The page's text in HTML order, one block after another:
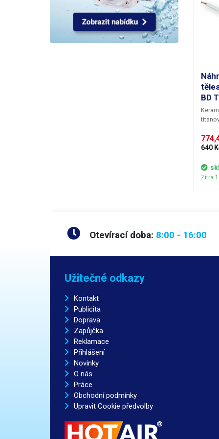
BD
640
Zítra
Otevírací doba: 8:00 - 16:00
Užitečné odkazy
Kontakt
Publicita
Doprava
Zapůjčka
Reklamace
Přihlášení
Novinky
O nás
Práce
Obchodní podmínky
Upravit Cookie předvolby